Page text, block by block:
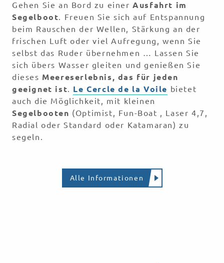
Gehen Sie an Bord zu einerAusfahrt im
Segelboot. Freuen Sie sich auf Entspannung
beim Rauschen der Wellen, Stärkung an der
frischen Luft oder viel Aufregung, wenn Sie
selbst das Ruder übernehmen … Lassen Sie
sich übers Wasser gleiten und genießen Sie
dieses Meereserlebnis, das für jeden
geeignet ist. Le Cercle de la Voile bietet
auch die Möglichkeit, mit kleinen
Segelbooten (Optimist, Fun-Boat , Laser 4,7,
Radial oder Standard oder Katamaran) zu
segeln.
Alle Informationen